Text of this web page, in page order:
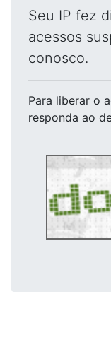
Seu IP fez
acessos
conosco.
Para liberar o
responda ao